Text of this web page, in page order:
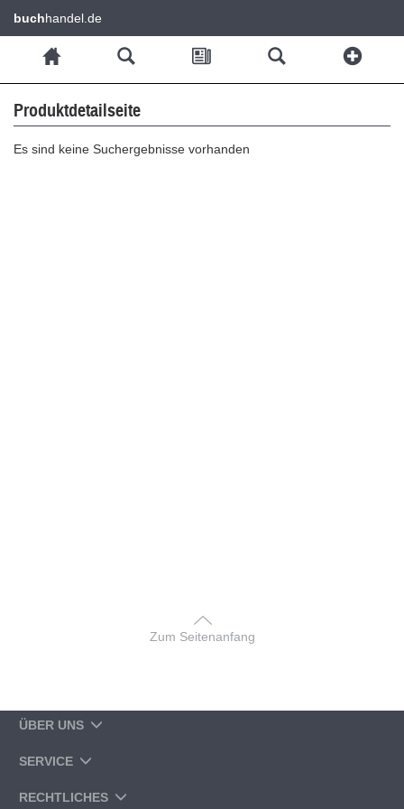
buchhandel.de
Produktdetailseite
Es sind keine Suchergebnisse vorhanden
Zum Seitenanfang
ÜBER UNS
SERVICE
RECHTLICHES